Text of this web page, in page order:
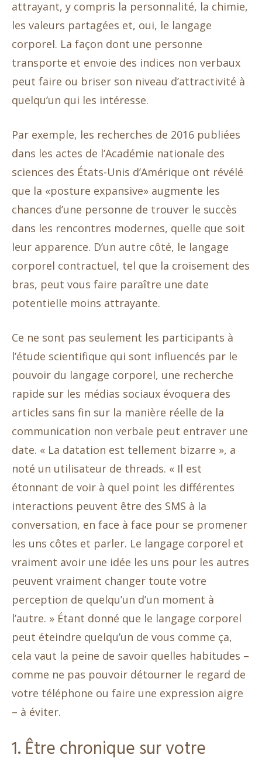
attrayant, y compris la personnalité, la chimie,
les valeurs partagées et, oui, le langage
corporel. La façon dont une personne
transporte et envoie des indices non verbaux
peut faire ou briser son niveau d’attractivité à
quelqu’un qui les intéresse.
Par exemple, les recherches de 2016 publiées
dans les actes de l’Académie nationale des
sciences des États-Unis d’Amérique ont révélé
que la «posture expansive» augmente les
chances d’une personne de trouver le succès
dans les rencontres modernes, quelle que soit
leur apparence. D’un autre côté, le langage
corporel contractuel, tel que la croisement des
bras, peut vous faire paraître une date
potentielle moins attrayante.
Ce ne sont pas seulement les participants à
l’étude scientifique qui sont influencés par le
pouvoir du langage corporel, une recherche
rapide sur les médias sociaux évoquera des
articles sans fin sur la manière réelle de la
communication non verbale peut entraver une
date. « La datation est tellement bizarre », a
noté un utilisateur de threads. « Il est
étonnant de voir à quel point les différentes
interactions peuvent être des SMS à la
conversation, en face à face pour se promener
les uns côtes et parler. Le langage corporel et
vraiment avoir une idée les uns pour les autres
peuvent vraiment changer toute votre
perception de quelqu’un d’un moment à
l’autre. » Étant donné que le langage corporel
peut éteindre quelqu’un de vous comme ça,
cela vaut la peine de savoir quelles habitudes –
comme ne pas pouvoir détourner le regard de
votre téléphone ou faire une expression aigre
– à éviter.
1. Être chronique sur votre